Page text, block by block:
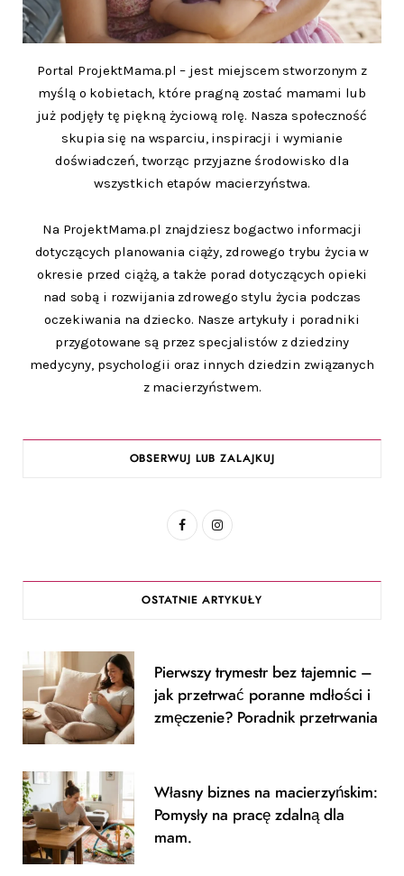
Portal ProjektMama.pl – jest miejscem stworzonym z
myślą o kobietach, które pragną zostać mamami lub
już podjęły tę piękną życiową rolę. Nasza społeczność
skupia się na wsparciu, inspiracji i wymianie
doświadczeń, tworząc przyjazne środowisko dla
wszystkich etapów macierzyństwa.
Na ProjektMama.pl znajdziesz bogactwo informacji
dotyczących planowania ciąży, zdrowego trybu życia w
okresie przed ciążą, a także porad dotyczących opieki
nad sobą i rozwijania zdrowego stylu życia podczas
oczekiwania na dziecko. Nasze artykuły i poradniki
przygotowane są przez specjalistów z dziedziny
medycyny, psychologii oraz innych dziedzin związanych
z macierzyństwem.
OBSERWUJ LUB ZALAJKUJ
F
c
o
I
s
g
r
OSTATNIE ARTYKUŁY
Pierwszy trymestr bez tajemnic –
jak przetrwać poranne mdłości i
zmęczenie? Poradnik przetrwania
Własny biznes na macierzyńskim:
Pomysły na pracę zdalną dla
mam.